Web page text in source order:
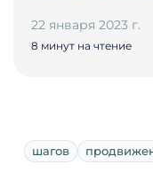
22 января 2023 г.
8 минут на чтение
шагов